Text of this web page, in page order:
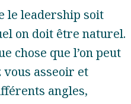
le leadership soit
on doit être naturel.
chose que l’on peut
vous asseoir et
angles,